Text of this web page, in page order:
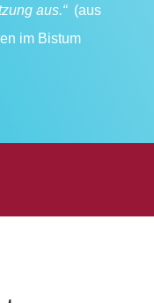
aus.“ (aus
im Bistum